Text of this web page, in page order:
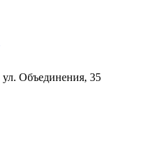
Объединения, 35